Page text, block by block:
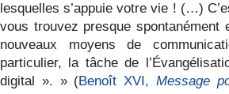
lesquelles s’appuie votre vie ! (…)
vous trouvez presque spontanément
nouveaux moyens de
particulier, la tâche de
digital ». » (Benoît XVI, Message